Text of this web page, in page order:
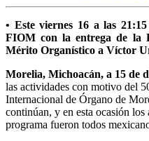
• Este viernes 16 a las
FIOM con la entrega de la
Mérito Organístico a Víctor
Morelia, Michoacán, a 15 de
las actividades con motivo del
Internacional de Órgano de
continúan, y en esta ocasión
programa fueron todos